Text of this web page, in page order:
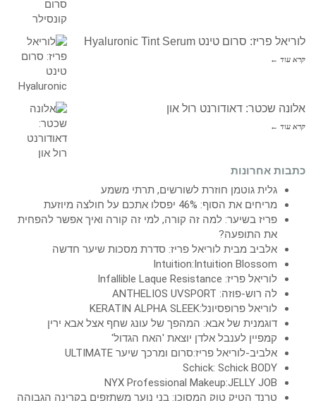
לוריאל פריז: סרום טינט Hyaluronic Tint Serum
קרא עוד ←
אלונה שכטר: דאודורנט רול און
קרא עוד ←
כתבות אחרונות
גלית גוטמן חוזרת לשורשים, תרתי משמע
מריחים את הסוף: 46% יפסלו אתכם על חולצה מיוזעת
פריז בשיער: למה זה קורה, למי זה קורה ואיך אפשר להפחית
את התופעה?
אלביב מבית לוריאל פריז: סדרת מסכות שיער חדשה
Intuition:Intuition Blossom
לוריאל פריז: Infallible Laque Resistance
לה רוש-פוזה: ANTHELIOS UVSPORT
לוריאל פרופסיונל:KERATIN ALPHA SLEEK
דוגמנית של אבא: המהפך של עונג שחף אצל אבא ירין
קמפיין לענבל אלדן יוצאת 'האח הגדול'
אלביב-לוריאל פריז:סרום ומרכך שיער ULTIMATE
Schick: Schick BODY
NYX Professional Makeup:JELLY JOB
טרנד הטיק טוק המסוכן: בני נוער משתזפים בקרינה הגבוהה